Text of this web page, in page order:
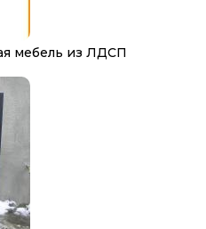
мебель из ЛДСП